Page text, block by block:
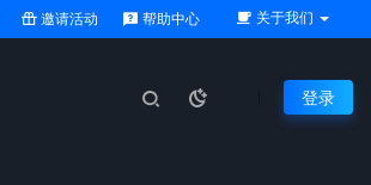
邀请活动 帮助中心 关于我们
登录